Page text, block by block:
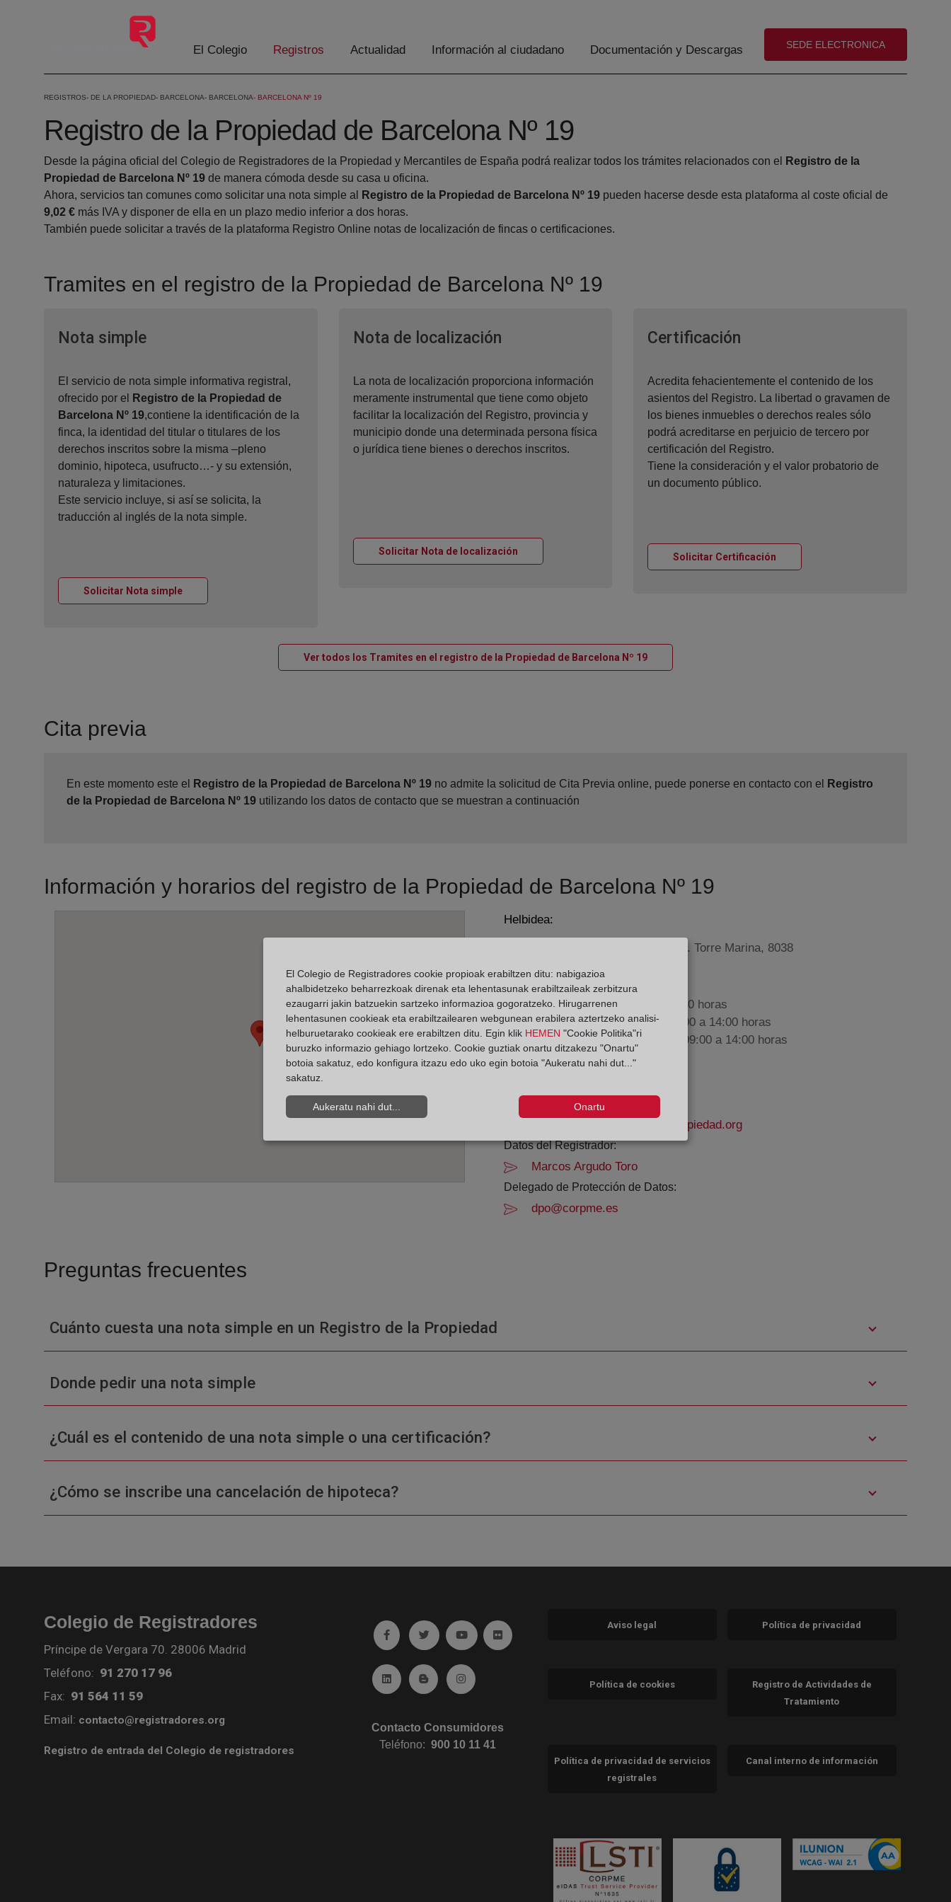
El Colegio Registros Actualidad Información al ciudadano Documentación y Descargas (abre en nueva ventana)
SEDE ELECTRONICA
REGISTROS DE LA PROPIEDAD BARCELONA BARCELONA BARCELONA Nº 19
Registro de la Propiedad de Barcelona Nº 19
Desde la página oficial del Colegio de Registradores de la Propiedad y Mercantiles de España podrá realizar todos los trámites relacionados con el
Registro de la
Propiedad de Barcelona Nº 19 de manera cómoda desde su casa u oficina.
Ahora, servicios tan comunes como solicitar una nota simple al
Registro de la Propiedad de Barcelona Nº 19 pueden hacerse desde esta plataforma al coste oficial de
9,02 € más IVA y disponer de ella en un plazo medio inferior a dos horas.
También puede solicitar a través de la plataforma Registro Online notas de localización de fincas o certificaciones.
Tramites en el registro de la Propiedad de Barcelona Nº 19
Nota simpleVentana nueva
El servicio de nota simple informativa registral,
ofrecido por el
Registro de la Propiedad de
Barcelona Nº 19,contiene la identificación de la
finca, la identidad del titular o titulares de los
derechos inscritos sobre la misma –pleno
dominio, hipoteca, usufructo…- y su extensión,
naturaleza y limitaciones.
Este servicio incluye, si así se solicita, la
traducción al inglés de la nota simple.
Solicitar Nota simpleVentana nueva
Nota de localizaciónVentana nueva
La nota de localización proporciona información
meramente instrumental que tiene como objeto
facilitar la localización del Registro, provincia y
municipio donde una determinada persona física
o jurídica tiene bienes o derechos inscritos.
Solicitar Nota de localizaciónVentana nueva
Certificación
Acredita fehacientemente el contenido de los
asientos del Registro. La libertad o gravamen de
los bienes inmuebles o derechos reales sólo
podrá acreditarse en perjuicio de tercero por
certificación del Registro.
Tiene la consideración y el valor probatorio de
un documento público.
Solicitar Certificación
Ver todos los Tramites en el registro de la Propiedad de Barcelona Nº 19Ventana nueva
Cita previa
En este momento este el Registro de la Propiedad de Barcelona Nº 19 no admite la solicitud de Cita Previa online, puede ponerse en contacto con el
Registro
de la Propiedad de Barcelona Nº 19 utilizando los datos de contacto que se muestran a continuación
Información y horarios del registro de la Propiedad de Barcelona Nº 19
Helbidea:
Paseo de la Zona Franca, 109-Edif. Torre Marina, 8038
Horario:
De lunes a viernes de 09:00 a 17:00 horas
Agosto: De lunes a viernes de 09:00 a 14:00 horas
Los días 24 y 31 de diciembre de 09:00 a 14:00 horas
(93) 225 40 77
barcelona19@registrodelapropiedad.org
Datos del Registrador:
Marcos Argudo Toro
Delegado de Protección de Datos:
dpo@corpme.es
Preguntas frecuentes
Cuánto cuesta una nota simple en un Registro de la Propiedad
Donde pedir una nota simple
¿Cuál es el contenido de una nota simple o una certificación?
¿Cómo se inscribe una cancelación de hipoteca?
Colegio de Registradores
Príncipe de Vergara 70. 28006 Madrid
Teléfono: 91 270 17 96
Fax: 91 564 11 59
Email: contacto@registradores.org
Registro de entrada del Colegio de registradores
Ir a facebook (abre en ventana nueva)
Ir a twitter (abre en ventana nueva)
Ir a YouTube (abre en ventana nueva)
Ir a Flickr (abre en ventana nueva)
Ir a Linkedin (abre en ventana nueva)
Ir al Blog (abre en ventana nueva)
Ir a Instagram (abre en ventana nueva)
Contacto Consumidores
Teléfono:900 10 11 41
Aviso legal Política de privacidad
Política de cookies
Registro de Actividades de
Tratamiento
Política de privacidad de servicios
registrales
Canal interno de información
El Colegio de Registradores cookie propioak erabiltzen ditu: nabigazioa
ahalbidetzeko beharrezkoak direnak eta lehentasunak erabiltzaileak zerbitzura
ezaugarri jakin batzuekin sartzeko informazioa gogoratzeko. Hirugarrenen
lehentasunen cookieak eta erabiltzailearen webgunean erabilera aztertzeko analisi-
helburuetarako cookieak ere erabiltzen ditu. Egin klik HEMEN "Cookie Politika"ri
buruzko informazio gehiago lortzeko. Cookie guztiak onartu ditzakezu "Onartu"
botoia sakatuz, edo konfigura itzazu edo uko egin botoia "Aukeratu nahi dut..."
sakatuz.
Aukeratu nahi dut... Onartu